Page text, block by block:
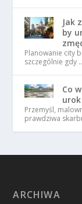
Jak
by
Planowanie city
szczególnie gdy
Co
Przemyśl,
prawdziwa
ARCHIWA